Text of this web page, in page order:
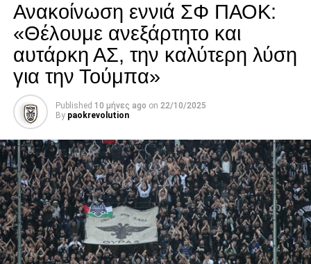
Facebook
Twitter
EmailPinterest
WhatsApp
LinkedIn
Telegram
Ανακοίνωση εννιά ΣΦ ΠΑΟΚ:
«Θέλουμε ανεξάρτητο και
αυτάρκη ΑΣ, την καλύτερη λύση
για την Τούμπα»
Published 10 μήνες ago on 22/10/2025
By paokrevolution